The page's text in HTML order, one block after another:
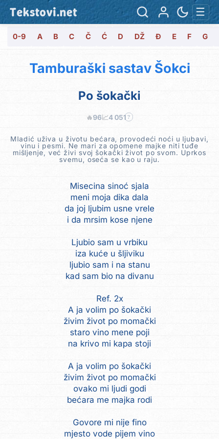
Tekstovi.net ☰
0-9 A B C Č Ć D DŽ Đ E F G
Tamburaški sastav Šokci
Po šokački
🔥96📈4 051 ?
Mladić uživa u životu bećara, provodeći noći u ljubavi,
vinu i pesmi. Ne mari za opomene majke niti tuđe
mišljenje, već živi svoj šokački život po svom. Uprkos
svemu, oseća se kao u raju.
Misecina sinoć sjala
meni moja dika dala
da joj ljubim usne vrele
i da mrsim kose njene
Ljubio sam u vrbiku
iza kuće u šljiviku
ljubio sam i na stanu
kad sam bio na divanu
Ref. 2x
A ja volim po šokački
živim život po momački
staro vino mene poji
na krivo mi kapa stoji
A ja volim po šokački
živim život po momački
ovako mi ljudi godi
bećara me majka rodi
Govore mi nije fino
mjesto vode pijem vino